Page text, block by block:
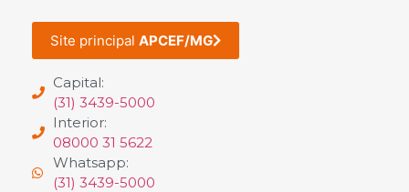
Site principal APCEF/MG
Capital:
(31) 3439-5000
Interior:
08000 31 5622
Whatsapp:
(31) 3439-5000